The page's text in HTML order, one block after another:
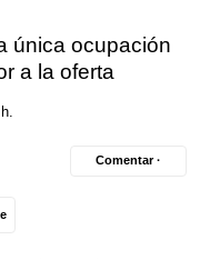
única ocupación
a la oferta
Comentar ·